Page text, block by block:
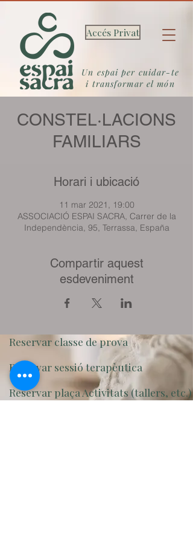
Accés Privat
Un espai per cuidar-te
i transformar el món
CONSTEL·LACIONS
FAMILIARS
Horari i ubicació
11 mar 2021, 19:00
ASSOCIACIÓ ESPAI SACRA, Carrer de la
Independència, 95, Terrassa, España
Compartir aquest
esdeveniment
Reservar classe de prova
Reservar sessió terapèutica
Reservar plaça Activitats (tallers, etc.)